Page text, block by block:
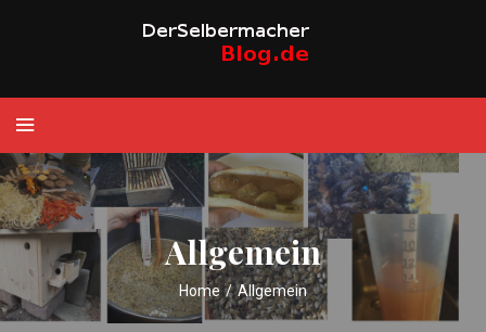
Allgemein
Home / Allgemein